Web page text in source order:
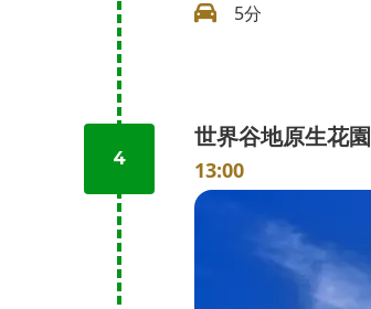
5分
4
世界谷地原生花園
13:00